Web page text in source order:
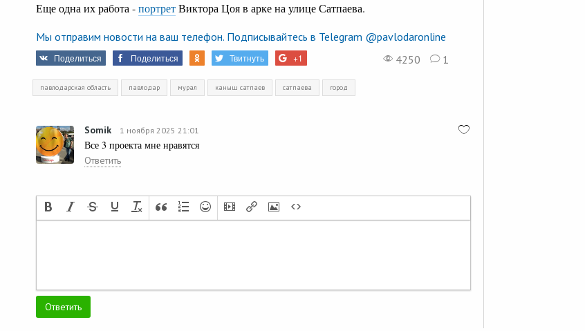
Еще одна их работа -портретВиктора Цоя в арке на улице Сатпаева.
Мы отправим новости на ваш телефон. Подписывайтесь в Telegram @pavlodaronline
Поделиться Поделиться Твитнуть +1 4250 1
павлодарская область павлодар мурал каныш сатпаев сатпаева город
Somik 1 ноября 2025 21:01
Все 3 проекта мне нравятся
Ответить